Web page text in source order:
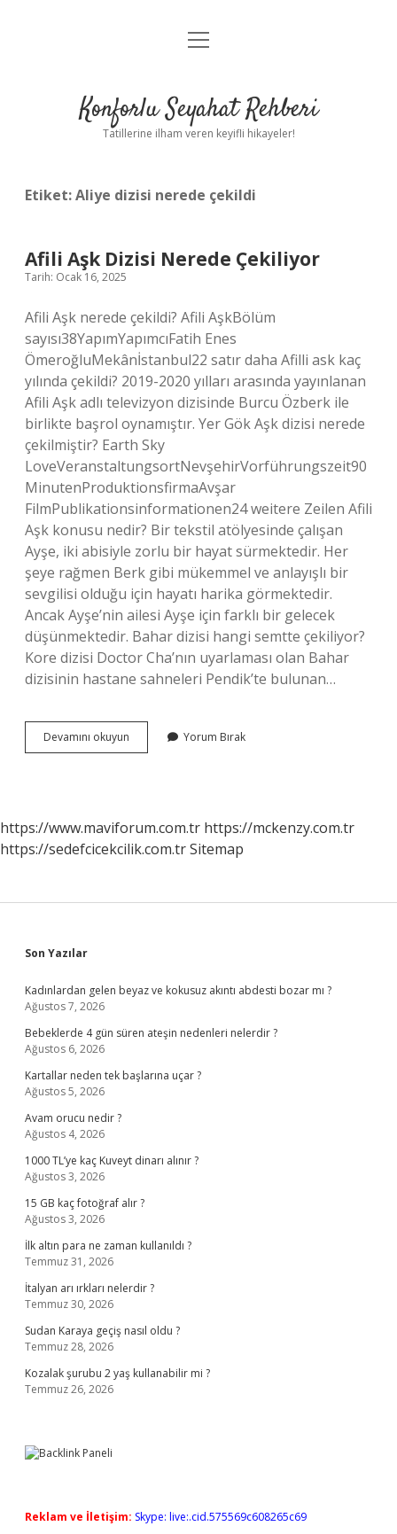
Anasayfa
Yasal Uyarı
menüyü
Konforlu Seyahat Rehberi
Tatillerine ilham veren keyifli hikayeler!
Etiket:Aliye dizisi nerede çekildi
Afili Aşk Dizisi Nerede Çekiliyor
Tarih: Ocak 16, 2025
Afili Aşk nerede çekildi? Afili AşkBölüm
sayısı38YapımYapımcıFatih Enes
ÖmeroğluMekânİstanbul22 satır daha Afilli ask kaç
yılında çekildi? 2019-2020 yılları arasında yayınlanan
Afili Aşk adlı televizyon dizisinde Burcu Özberk ile
birlikte başrol oynamıştır. Yer Gök Aşk dizisi nerede
çekilmiştir? Earth Sky
LoveVeranstaltungsortNevşehirVorführungszeit90
MinutenProduktionsfirmaAvşar
FilmPublikationsinformationen24 weitere Zeilen Afili
Aşk konusu nedir? Bir tekstil atölyesinde çalışan
Ayşe, iki abisiyle zorlu bir hayat sürmektedir. Her
şeye rağmen Berk gibi mükemmel ve anlayışlı bir
sevgilisi olduğu için hayatı harika görmektedir.
Ancak Ayşe’nin ailesi Ayşe için farklı bir gelecek
düşünmektedir. Bahar dizisi hangi semtte çekiliyor?
Kore dizisi Doctor Cha’nın uyarlaması olan Bahar
dizisinin hastane sahneleri Pendik’te bulunan…
Devamını okuyun
Aşk
Yorum Bırak
https://www.maviforum.com.tr https://mckenzy.com.tr
https://sedefcicekcilik.com.trSitemap
Sidebar
Son Yazılar
Kadınlardan gelen beyaz ve kokusuz akıntı abdesti bozar mı ?
Ağustos 7, 2026
Bebeklerde 4 gün süren ateşin nedenleri nelerdir ?
Ağustos 6, 2026
Kartallar neden tek başlarına uçar ?
Ağustos 5, 2026
Avam orucu nedir ?
Ağustos 4, 2026
1000 TL’ye kaç Kuveyt dinarı alınır ?
Ağustos 3, 2026
15 GB kaç fotoğraf alır ?
Ağustos 3, 2026
İlk altın para ne zaman kullanıldı ?
Temmuz 31, 2026
İtalyan arı ırkları nelerdir ?
Temmuz 30, 2026
Sudan Karaya geçiş nasıl oldu ?
Temmuz 28, 2026
Kozalak şurubu 2 yaş kullanabilir mi ?
Temmuz 26, 2026
Reklam ve İletişim: Skype: live:.cid.575569c608265c69